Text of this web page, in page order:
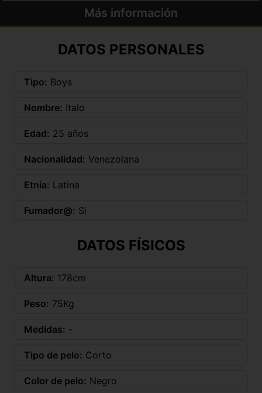
Más información
DATOS PERSONALES
Tipo: Boys
Nombre: Italo
Edad: 25 años
Nacionalidad: Venezolana
Etnia: Latina
Fumador@: Si
DATOS FÍSICOS
Altura: 178cm
Peso: 75Kg
Medidas: -
Tipo de pelo: Corto
Color de pelo: Negro